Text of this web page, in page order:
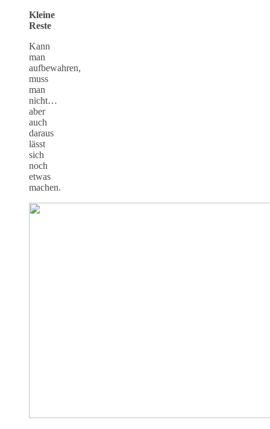
Kleine
Reste
Kann
man
aufbewahren,
muss
man
nicht…
aber
auch
daraus
lässt
sich
noch
etwas
machen.